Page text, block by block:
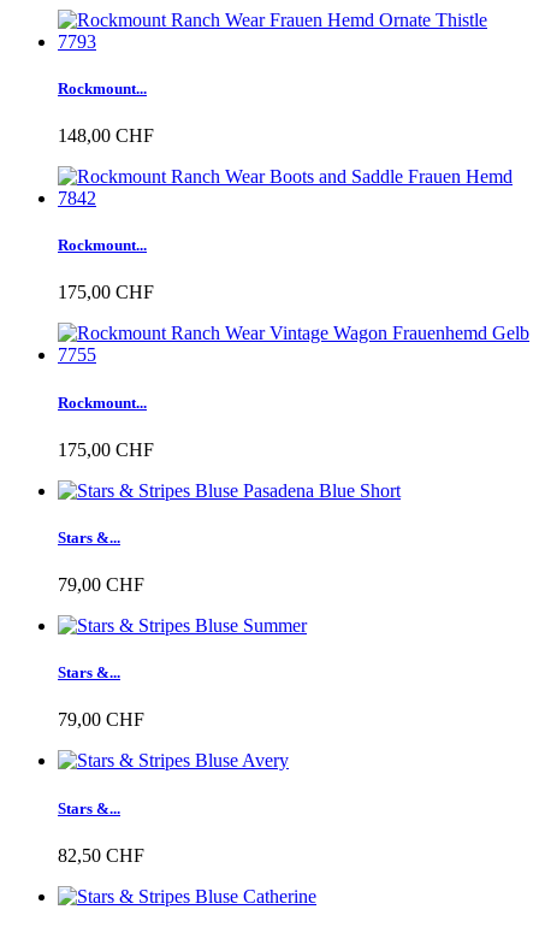
Rockmount...
148,00 CHF
Rockmount...
175,00 CHF
Rockmount...
175,00 CHF
Stars &...
79,00 CHF
Stars &...
79,00 CHF
Stars &...
82,50 CHF